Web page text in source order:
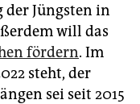
Jüngsten in
will das
fördern. Im
steht, der
sei seit 2015